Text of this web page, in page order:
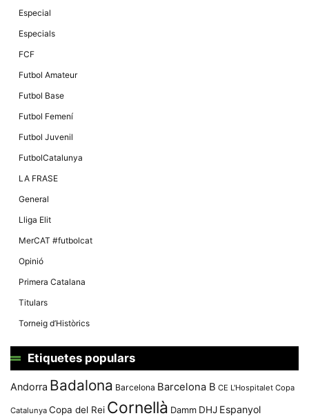
Especial
Especials
FCF
Futbol Amateur
Futbol Base
Futbol Femení
Futbol Juvenil
FutbolCatalunya
LA FRASE
General
Lliga Elit
MerCAT #futbolcat
Opinió
Primera Catalana
Titulars
Torneig d’Històrics
Etiquetes populars
Andorra Badalona Barcelona Barcelona B CE L'Hospitalet Copa
Catalunya Copa del Rei Cornellà Damm DHJ Espanyol